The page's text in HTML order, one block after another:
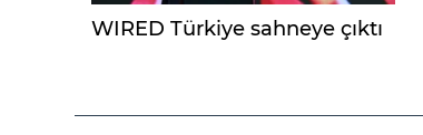
WIRED Türkiye sahneye çıktı